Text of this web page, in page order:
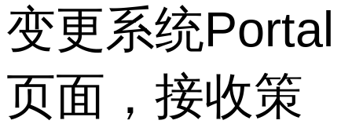
变更系统Portal
页面，接收策